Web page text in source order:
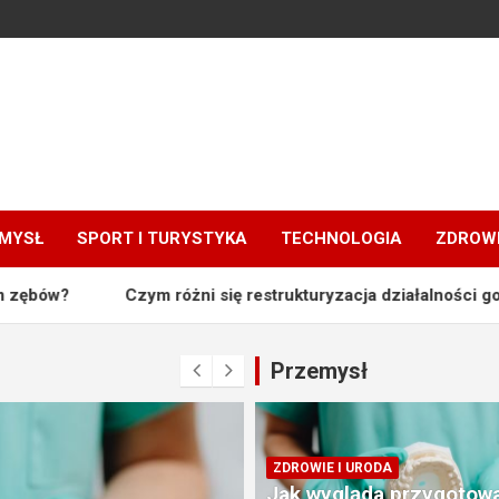
SPORT I TURYSTYKA TECHNOLOGIA
różni się restrukturyzacja działalności gospodarczej od
Przemysł
ZDROWIE I URODA
Jak wygląda